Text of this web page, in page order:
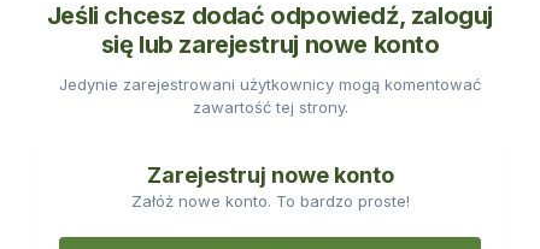
Jeśli chcesz dodać odpowiedź, zaloguj
się lub zarejestruj nowe konto
Jedynie zarejestrowani użytkownicy mogą komentować
zawartość tej strony.
Zarejestruj nowe konto
Załóż nowe konto. To bardzo proste!